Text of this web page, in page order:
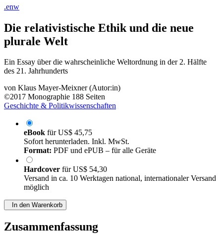
.enw
Die relativistische Ethik und die neue
plurale Welt
Ein Essay über die wahrscheinliche Weltordnung in der 2. Hälfte
des 21. Jahrhunderts
von Klaus Mayer-Meixner (Autor:in)
©2017 Monographie 188 Seiten
Geschichte & Politikwissenschaften
eBook fürUS$ 45,75
Sofort herunterladen. Inkl. MwSt.
Format: PDF und ePUB – für alle Geräte
Hardcover fürUS$ 54,30
Versand in ca. 10 Werktagen national, internationaler Versand
möglich
In den Warenkorb
Zusammenfassung